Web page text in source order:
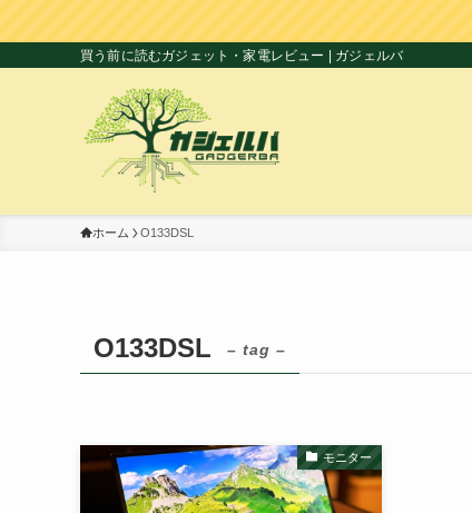
買う前に読むガジェット・家電レビュー | ガジェルバ
ホーム O133DSL
O133DSL – tag –
モニター